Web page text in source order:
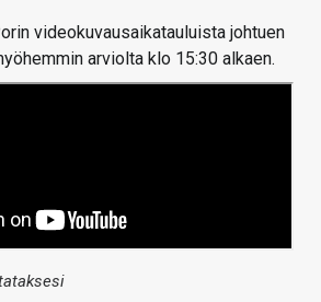
videokuvausaikatauluista johtuen
arviolta klo 15:30 alkaen.